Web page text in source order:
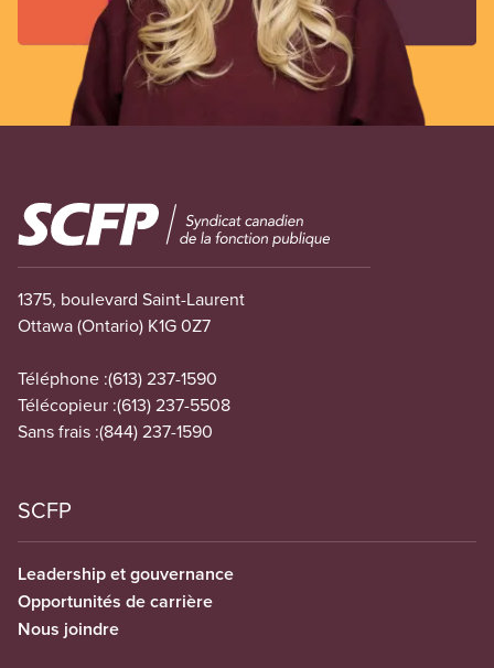
Image
1375, boulevard Saint-Laurent
Ottawa (Ontario) K1G 0Z7
Téléphone :(613) 237-1590
Télécopieur :(613) 237-5508
Sans frais :(844) 237-1590
SCFP
Leadership et gouvernance
Opportunités de carrière
Nous joindre